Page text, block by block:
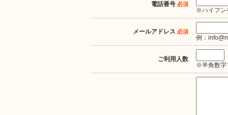
電話番号 必須
※ハイフン
メールアドレス 必須
例：
ご利用人数
※半角数字